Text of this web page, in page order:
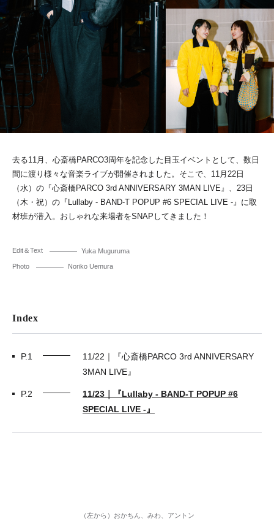
去る11月、心斎橋PARCO3周年を記念した目玉イベントとして、数日
間に渡り様々な音楽ライブが開催されました。そこで、11月22日
（水）の『心斎橋PARCO 3rd ANNIVERSARY 3MAN LIVE』、23日
（木・祝）の『Lullaby - BAND-T POPUP #6 SPECIAL LIVE -』に取
材班が潜入。おしゃれな来場者をSNAPしてきました！
Edit＆Text Yuka Muguruma
Photo Noriko Uemura
Index
P.1
11/22｜『心斎橋PARCO 3rd ANNIVERSARY
3MAN LIVE』
P.2
11/23｜『Lullaby - BAND-T POPUP #6
SPECIAL LIVE -』
（左から）おかちん、みわ、アントン